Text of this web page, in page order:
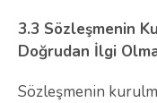
3.3 Sözleşmenin
Doğrudan İlgi
Sözleşmenin